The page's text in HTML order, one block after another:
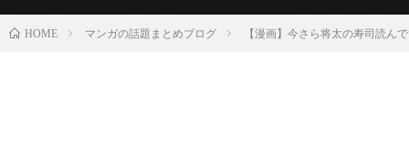
HOME マンガの話題まとめブログ 【漫画】今さら将太の寿司読ん